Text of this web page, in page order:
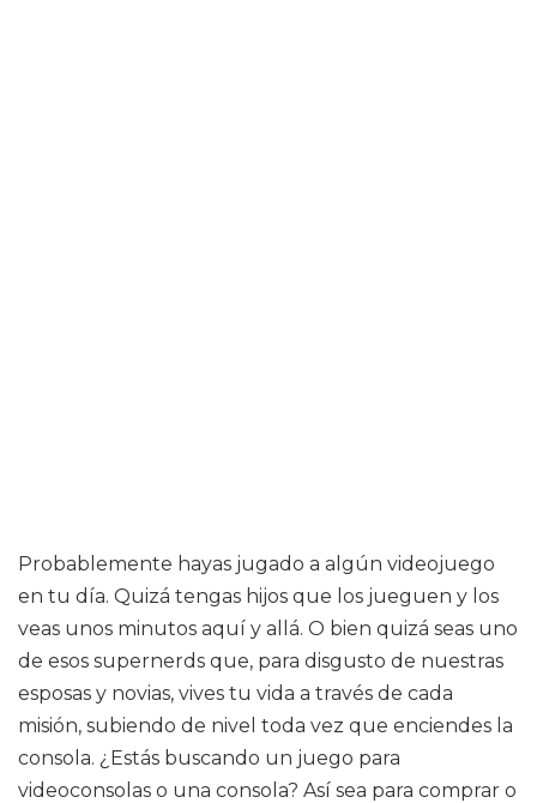
Probablemente hayas jugado a algún videojuego
en tu día. Quizá tengas hijos que los jueguen y los
veas unos minutos aquí y allá. O bien quizá seas uno
de esos supernerds que, para disgusto de nuestras
esposas y novias, vives tu vida a través de cada
misión, subiendo de nivel toda vez que enciendes la
consola. ¿Estás buscando un juego para
videoconsolas o una consola? Así sea para comprar o